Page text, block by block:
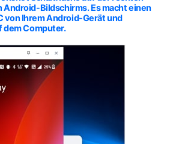
Bildschirms. Es macht einen
von Ihrem Android-Gerät und
dem Computer.